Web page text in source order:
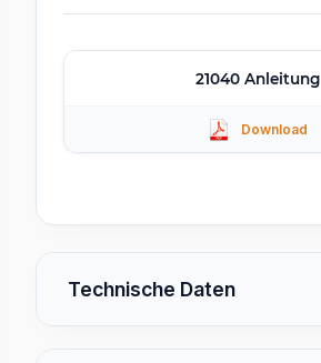
21040 Anleitung
Technische Daten